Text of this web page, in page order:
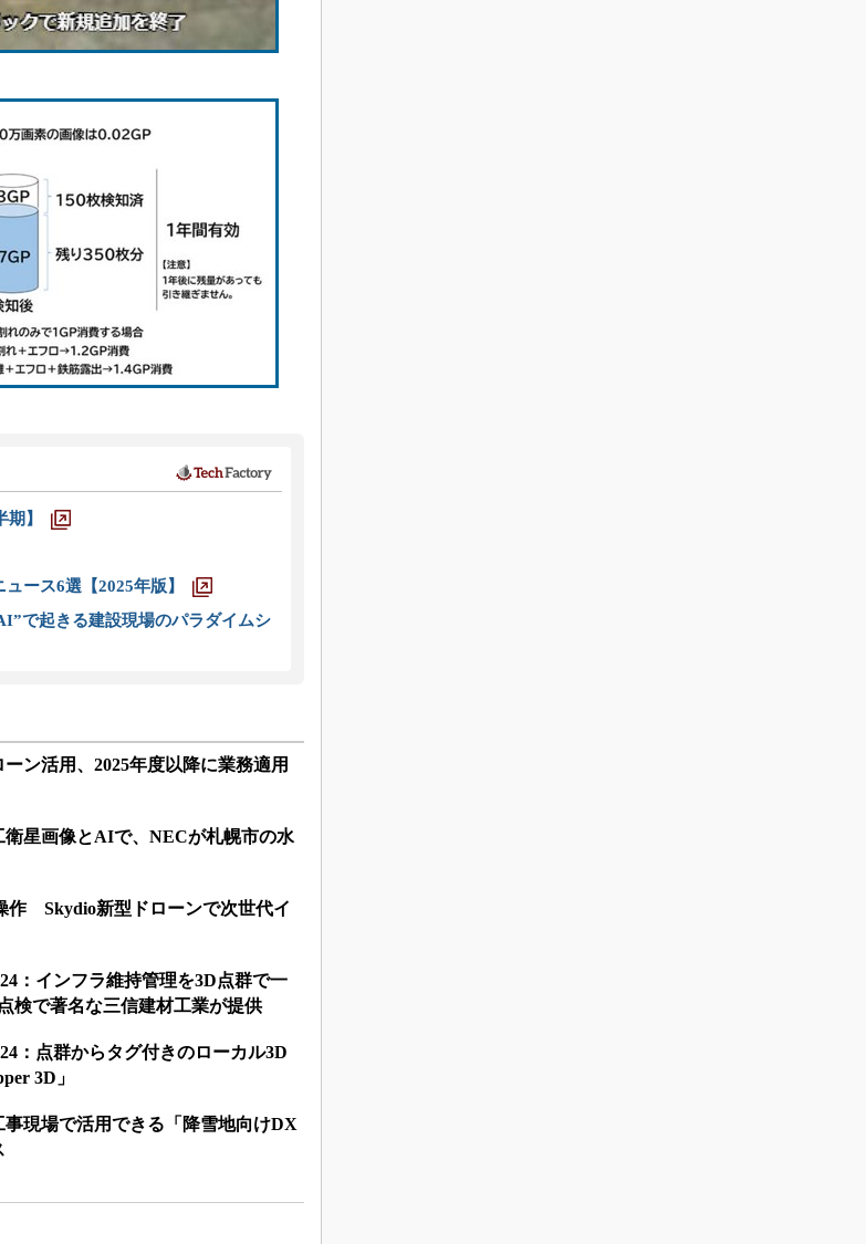
】
ース6選【2025年版】
で起きる建設現場のパラダイムシ
ン活用、2025年度以降に業務適用
星画像とAIで、NECが札幌市の水
作 Skydio新型ドローンで次世代イ
：インフラ維持管理を3D点群で一
検で著名な三信建材工業が提供
：点群からタグ付きのローカル3D
3D」
現場で活用できる「降雪地向けDX